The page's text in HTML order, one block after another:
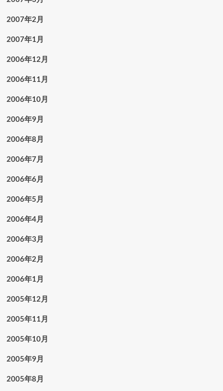
2007年2月
2007年1月
2006年12月
2006年11月
2006年10月
2006年9月
2006年8月
2006年7月
2006年6月
2006年5月
2006年4月
2006年3月
2006年2月
2006年1月
2005年12月
2005年11月
2005年10月
2005年9月
2005年8月